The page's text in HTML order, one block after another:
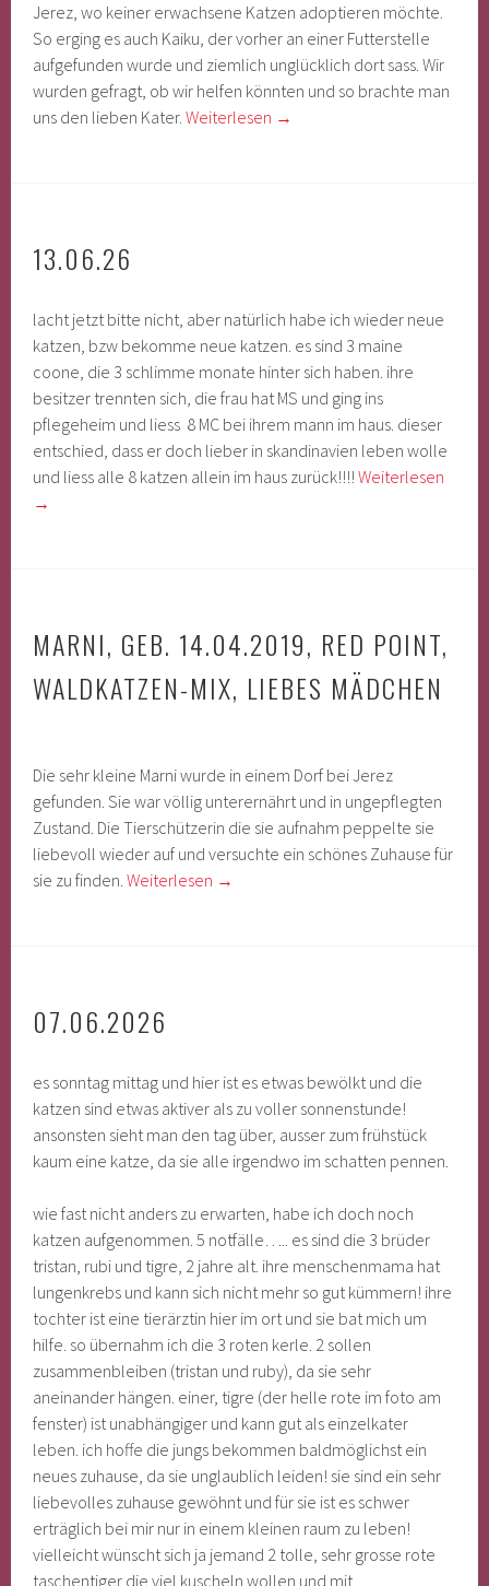
Jerez, wo keiner erwachsene Katzen adoptieren möchte.
So erging es auch Kaiku, der vorher an einer Futterstelle
aufgefunden wurde und ziemlich unglücklich dort sass. Wir
wurden gefragt, ob wir helfen könnten und so brachte man
uns den lieben Kater.Weiterlesen →
13.06.26
lacht jetzt bitte nicht, aber natürlich habe ich wieder neue
katzen, bzw bekomme neue katzen. es sind 3 maine
coone, die 3 schlimme monate hinter sich haben. ihre
besitzer trennten sich, die frau hat MS und ging ins
pflegeheim und liess 8 MC bei ihrem mann im haus. dieser
entschied, dass er doch lieber in skandinavien leben wolle
und liess alle 8 katzen allein im haus zurück!!!!Weiterlesen
→
MARNI, GEB. 14.04.2019, RED POINT,
WALDKATZEN-MIX, LIEBES MÄDCHEN
Die sehr kleine Marni wurde in einem Dorf bei Jerez
gefunden. Sie war völlig unterernährt und in ungepflegten
Zustand. Die Tierschützerin die sie aufnahm peppelte sie
liebevoll wieder auf und versuchte ein schönes Zuhause für
sie zu finden.Weiterlesen →
07.06.2026
es sonntag mittag und hier ist es etwas bewölkt und die
katzen sind etwas aktiver als zu voller sonnenstunde!
ansonsten sieht man den tag über, ausser zum frühstück
kaum eine katze, da sie alle irgendwo im schatten pennen.
wie fast nicht anders zu erwarten, habe ich doch noch
katzen aufgenommen. 5 notfälle….. es sind die 3 brüder
tristan, rubi und tigre, 2 jahre alt. ihre menschenmama hat
lungenkrebs und kann sich nicht mehr so gut kümmern! ihre
tochter ist eine tierärztin hier im ort und sie bat mich um
hilfe. so übernahm ich die 3 roten kerle. 2 sollen
zusammenbleiben (tristan und ruby), da sie sehr
aneinander hängen. einer, tigre (der helle rote im foto am
fenster) ist unabhängiger und kann gut als einzelkater
leben. ich hoffe die jungs bekommen baldmöglichst ein
neues zuhause, da sie unglaublich leiden! sie sind ein sehr
liebevolles zuhause gewöhnt und für sie ist es schwer
erträglich bei mir nur in einem kleinen raum zu leben!
vielleicht wünscht sich ja jemand 2 tolle, sehr grosse rote
taschentiger die viel kuscheln wollen und mit